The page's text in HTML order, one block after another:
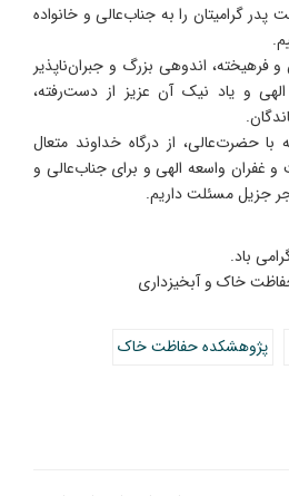
پدر گرامیتان را به جناب‌عالی و خانواده
فرهیخته، اندوهی بزرگ و جبران‌ناپذیر
و یاد نیک آن عزیز از دست‌رفته،
حضرت‌عالی، از درگاه خداوند متعال
غفران واسعه الهی و برای جناب‌عالی و
جزیل مسئلت داریم.
باد.
خاک و آبخیزداری
پژوهشکده حفاظت خاک